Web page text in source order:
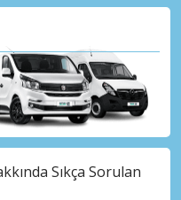
Sıkça Sorulan